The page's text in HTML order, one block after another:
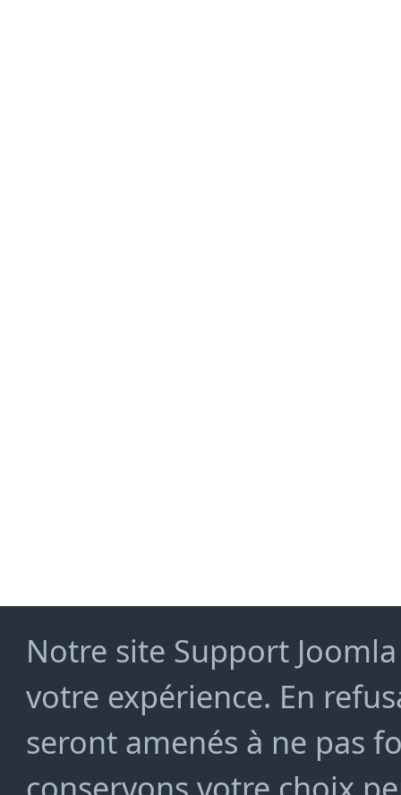
Notre site Support
votre expérience. En
seront amenés à ne pas